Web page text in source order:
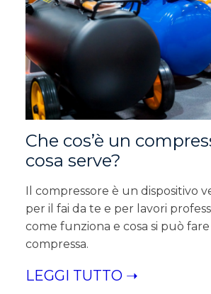
Che cos’è un
cosa serve?
Il compressore è un dispositivo
per il fai da te e per lavori
come funziona e cosa si può fare
compressa.
LEGGI TUTTO ➝